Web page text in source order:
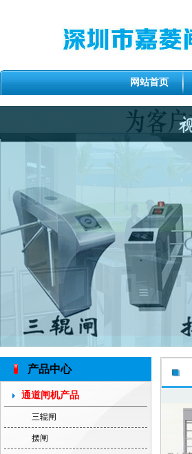
网站首页
产品中心
通道闸机产品
三辊闸
摆闸